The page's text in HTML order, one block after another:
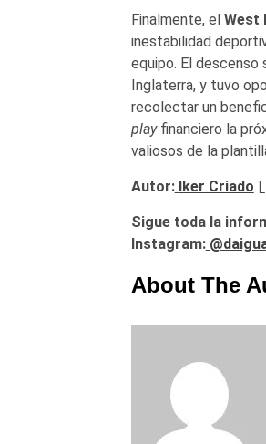
Finalmente, el West
inestabilidad
equipo. El descenso
Inglaterra, y tuvo
recolectar un
playfinanciero la
valiosos de la
Autor: Iker Criado |
Sigue toda la
Instagram:
About The